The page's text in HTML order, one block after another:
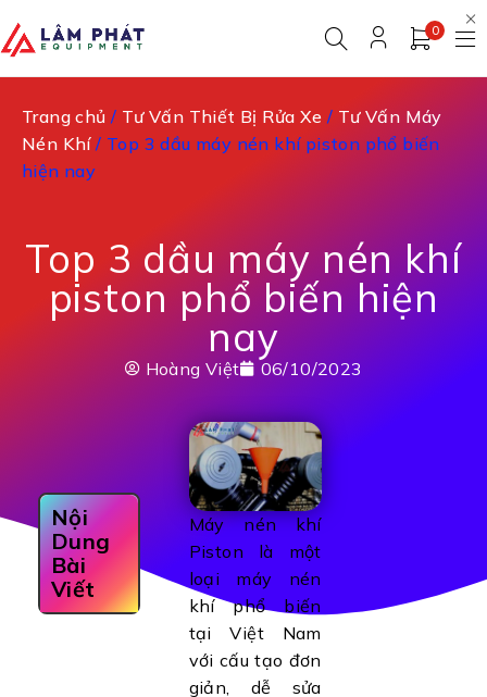
0
Trang chủ / Tư Vấn Thiết Bị Rửa Xe / Tư Vấn Máy
Nén Khí/ Top 3 dầu máy nén khí piston phổ biến
hiện nay
Top 3 dầu máy nén khí
piston phổ biến hiện
nay
Hoàng Việt 06/10/2023
Nội
Dung
Bài
Viết
Máy nén khí
Piston là một
loại máy nén
khí phổ biến
tại Việt Nam
với cấu tạo đơn
giản, dễ sửa